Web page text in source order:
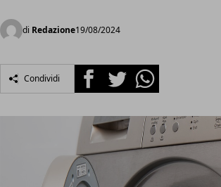
di Redazione19/08/2024
Condividi FacebookTwitterWhatsapp